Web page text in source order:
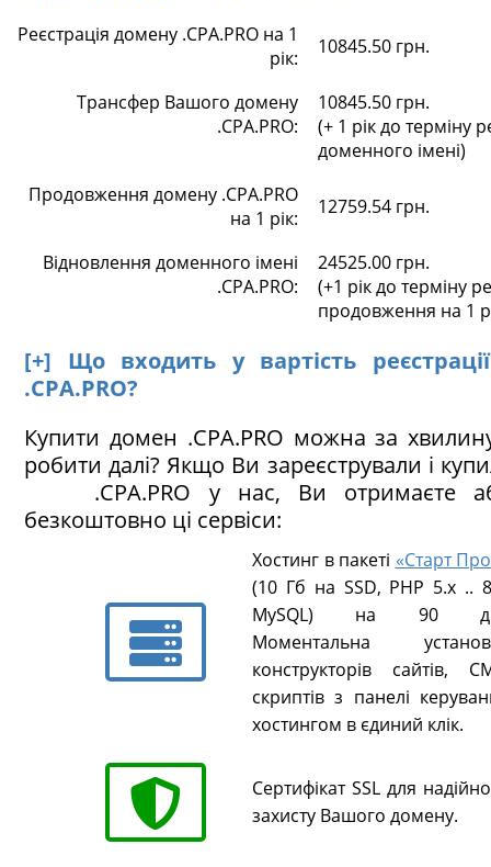
Реєстрація домену .CPA.PRO на 1
рік:
10845.50 грн.
Трансфер Вашого домену
.CPA.PRO:
10845.50 грн.
(+ 1 рік до терміну
доменного імені)
Продовження домену .CPA.PRO
на 1 рік:
12759.54 грн.
Відновлення доменного імені
.CPA.PRO:
24525.00 грн.
(+1 рік до терміну
продовження на 1
[+] Що входить у вартість
.CPA.PRO?
Купити домен .CPA.PRO можна за
робити далі? Якщо Ви зареєстрували і
.CPA.PRO у нас, Ви отримаєте
безкоштовно ці сервіси:
Хостинг в пакеті «Старт
(10 Гб на SSD, PHP 5.х ..
MySQL) на 90
Моментальна
конструкторів сайтів,
скриптів з панелі
хостингом в єдиний клік.
Сертифікат SSL для
захисту Вашого домену.